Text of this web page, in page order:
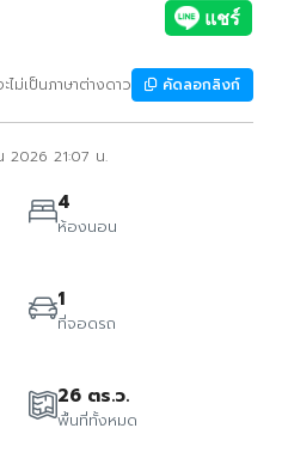
ม่เป็นภาษาต่างดาว คัดลอกลิงก์
2026 21:07 น.
4
ห้องนอน
1
ที่จอดรถ
26 ตร.ว.
พื้นที่ทั้งหมด